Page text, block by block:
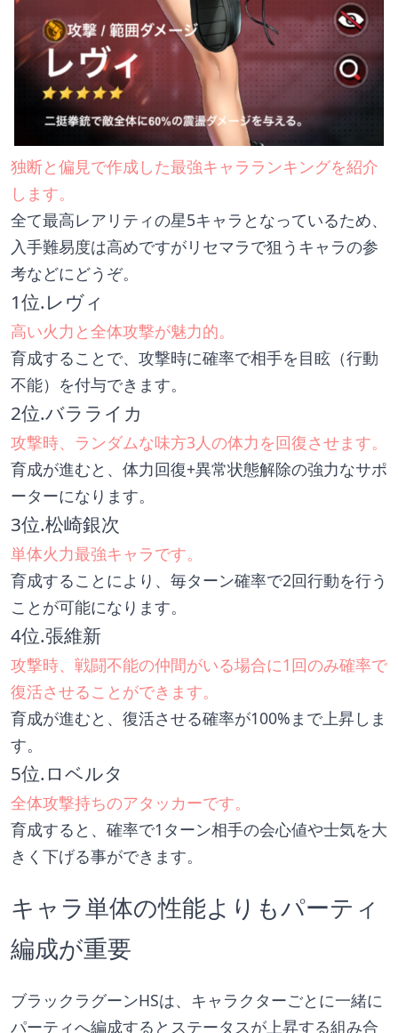
独断と偏見で作成した最強キャラランキングを紹介
します。
全て最高レアリティの星5キャラとなっているため、
入手難易度は高めですがリセマラで狙うキャラの参
考などにどうぞ。
1位.レヴィ
高い火力と全体攻撃が魅力的。
育成することで、攻撃時に確率で相手を目眩（行動
不能）を付与できます。
2位.バラライカ
攻撃時、ランダムな味方3人の体力を回復させます。
育成が進むと、体力回復+異常状態解除の強力なサポ
ーターになります。
3位.松崎銀次
単体火力最強キャラです。
育成することにより、毎ターン確率で2回行動を行う
ことが可能になります。
4位.張維新
攻撃時、戦闘不能の仲間がいる場合に1回のみ確率で
復活させることができます。
育成が進むと、復活させる確率が100%まで上昇しま
す。
5位.ロベルタ
全体攻撃持ちのアタッカーです。
育成すると、確率で1ターン相手の会心値や士気を大
きく下げる事ができます。
キャラ単体の性能よりもパーティ
編成が重要
ブラックラグーンHSは、キャラクターごとに一緒に
パーティへ編成するとステータスが上昇する組み合